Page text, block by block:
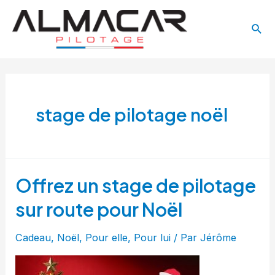
Aller
stage de pilotage noël
Offrez un stage de pilotage
sur route pour Noël
Cadeau, Noël, Pour elle, Pour lui / ParJérôme
Offrez
stage
de
pilotage